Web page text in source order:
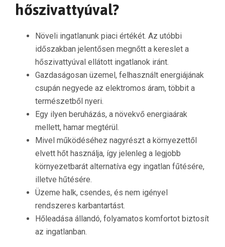
hőszivattyúval?
Növeli ingatlanunk piaci értékét. Az utóbbi
időszakban jelentősen megnőtt a kereslet a
hőszivattyúval ellátott ingatlanok iránt.
Gazdaságosan üzemel, felhasznált energiájának
csupán negyede az elektromos áram, többit a
természetből nyeri.
Egy ilyen beruházás, a növekvő energiaárak
mellett, hamar megtérül.
Mivel működéséhez nagyrészt a környezettől
elvett hőt használja, így jelenleg a legjobb
környezetbarát alternatíva egy ingatlan fűtésére,
illetve hűtésére.
Üzeme halk, csendes, és nem igényel
rendszeres karbantartást.
Hőleadása állandó, folyamatos komfortot biztosít
az ingatlanban.